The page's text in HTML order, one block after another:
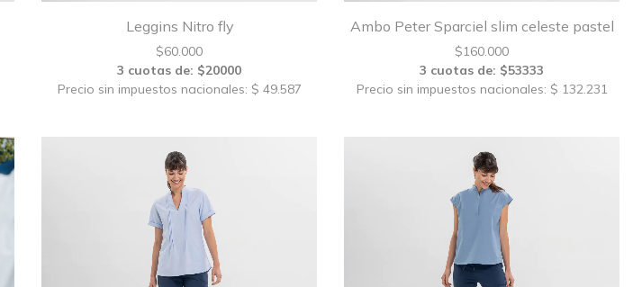
Leggins Nitro fly
$60.000
3 cuotas de: $20000
Precio sin impuestos nacionales: $ 49.587
Ambo Peter Sparciel slim celeste pastel
$160.000
3 cuotas de: $53333
Precio sin impuestos nacionales: $ 132.231